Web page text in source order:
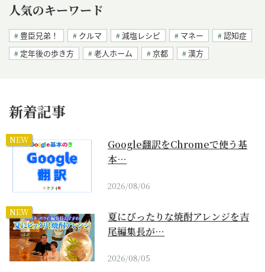
人気のキーワード
豊臣兄弟！ クルマ 減塩レシピ マネー
認知症
定年後の歩き方
老人ホーム 京都 漢方
新着記事
NEW
Google翻訳をChromeで使う基
本…
2026/08/06
NEW
夏にぴったりな焼酎アレンジを吉
尾編集長が…
2026/08/05